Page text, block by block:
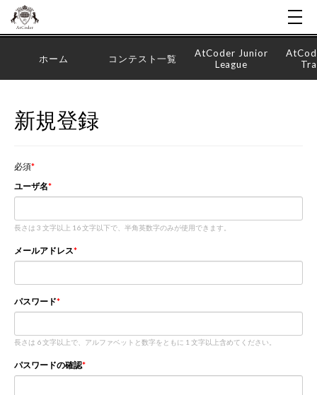
ホーム コンテスト一覧
AtCoder Junior
League
新規登録
必須
ユーザ名
長さは 3 文字以上 16 文字以下で、半角英数字のみが使用できます。
メールアドレス
パスワード
長さは 6 文字以上で、アルファベットと数字をともに 1 文字以上含めてください。
パスワードの確認